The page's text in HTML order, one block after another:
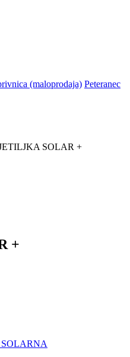
(maloprodaja) Peteranec
SOLAR +
+